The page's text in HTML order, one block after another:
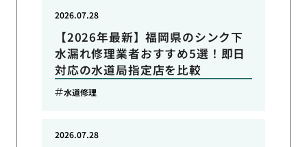
【2026年最新】福岡県のシンク下
水漏れ修理業者おすすめ5選！即日
対応の水道局指定店を比較
2026.07.28
水道修理
2026.07.28